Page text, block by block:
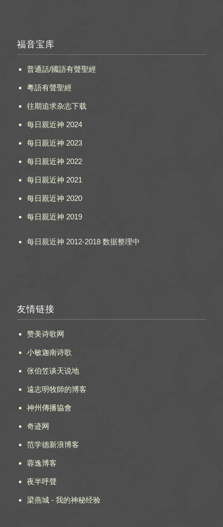
福音宝库
普通話/國語有聲聖經
粵語有聲聖經
往期追求杂志下载
每日親近神 2024
每日親近神 2023
每日親近神 2022
每日親近神 2021
每日親近神 2020
每日親近神 2019
每日親近神 2012-2018 数据整理中
友情链接
赞美诗歌网
小敏迦南诗歌
张伯笠谈天说地
遠志明牧師的博客
神州傳播協會
奇迹网
范学德新浪博客
蓉逸博客
夜半呼聲
梁燕城 - 我的神秘经验